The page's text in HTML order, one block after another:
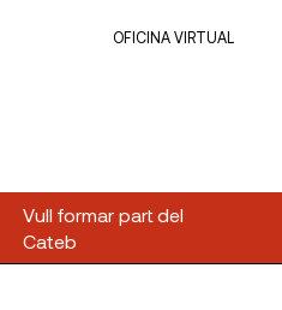
OFICINA VIRTUAL
Vull formar part del
Cateb